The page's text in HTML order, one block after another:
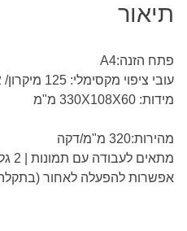
תיאור
פתח הזנה:A4
עובי ציפוי מקסימלי: 125 מיקרון/ 2 מ"מ
מידות: 330X108X60 מ"מ
מהירות:320 מ"מ/דקה
מתאים לעבודה עם תמונות | 2 גלילי סילקון |
אפשרות להפעלה לאחור